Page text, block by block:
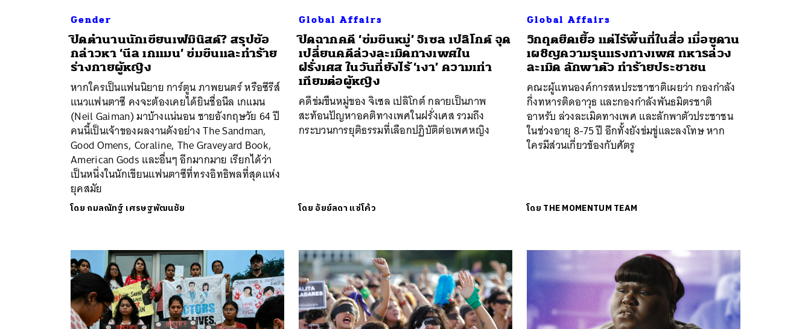
Gender
ปิดตำนานนักเขียนเฟมินิสต์? สรุปข้อ
กล่าวหา ‘นีล เกแมน’ ข่มขืนและทำร้าย
ร่างกายผู้หญิง
หากใครเป็นแฟนนิยาย การ์ตูน ภาพยนตร์ หรือซีรีส์
แนวแฟนตาซี คงจะต้องเคยได้ยินชื่อนีล เกแมน
(Neil Gaiman) มาบ้างแน่นอน ชายอังกฤษวัย 64 ปี
คนนี้เป็นเจ้าของผลงานดังอย่าง The Sandman,
Good Omens, Coraline, The Graveyard Book,
American Gods และอื่นๆ อีกมากมาย เรียกได้ว่า
เป็นหนึ่งในนักเขียนแฟนตาซีที่ทรงอิทธิพลที่สุดแห่ง
ยุคสมัย
โดย กมลณัทฐ์ เศรษฐพัฒนชัย
Global Affairs
ปิดฉากคดี ‘ข่มขืนหมู่’ จิเซล เปลิโกต์ จุด
เปลี่ยนคดีล่วงละเมิดทางเพศใน
ฝรั่งเศส ในวันที่ยังไร้ ‘เงา’ ความเท่า
เทียมต่อผู้หญิง
คดีข่มขืนหมู่ของ จิเซล เปลิโกต์ กลายเป็นภาพ
สะท้อนปัญหาอคติทางเพศในฝรั่งเศส รวมถึง
กระบวนการยุติธรรมที่เลือกปฏิบัติต่อเพศหญิง
โดย อัยย์ลดา แซ่โค้ว
Global Affairs
วิกฤตยืดเยื้อ แต่ไร้พื้นที่ในสื่อ เมื่อซูดาน
เผชิญความรุนแรงทางเพศ ทหารล่วง
ละเมิด ลักพาตัว ทำร้ายประชาชน
คณะผู้แทนองค์การสหประชาชาติเผยว่า กองกำลัง
กึ่งทหารติดอาวุธ และกองกำลังพันธมิตรชาติ
อาหรับ ล่วงละเมิดทางเพศ และลักพาตัวประชาชน
ในช่วงอายุ 8-75 ปี อีกทั้งยังข่มขู่และลงโทษ หาก
ใครมีส่วนเกี่ยวข้องกับศัตรู
โดย THE MOMENTUM TEAM
ค้นหา
SHARE TWEET LINE EMAIL